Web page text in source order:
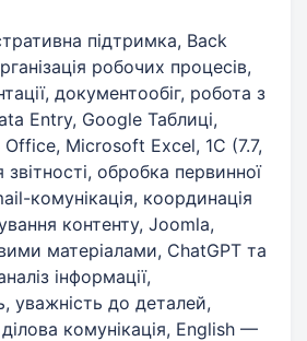
підтримка, Back
робочих процесів,
документообіг, робота з
Entry, Google Таблиці,
Microsoft Excel, 1С (7.7,
обробка первинної
комунікація, координація
контенту, Joomla,
матеріалами, ChatGPT та
інформації,
уважність до деталей,
ділова комунікація, English —